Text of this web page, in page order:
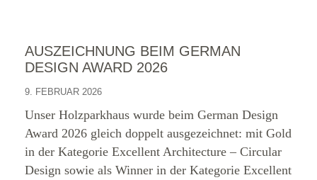
AUSZEICHNUNG BEIM GERMAN
DESIGN AWARD 2026
9. FEBRUAR 2026
Unser Holzparkhaus wurde beim German Design
Award 2026 gleich doppelt ausgezeichnet: mit Gold
in der Kategorie Excellent Architecture – Circular
Design sowie als Winner in der Kategorie Excellent